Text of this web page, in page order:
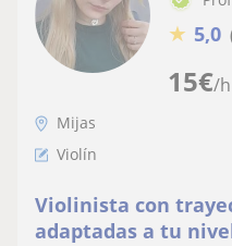
15€/h
★ 5,0
Mijas
Violín
Violinista con
adaptadas a tu